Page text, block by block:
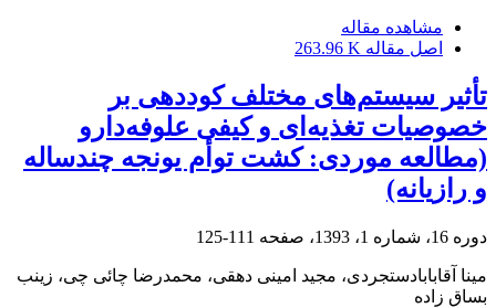
مشاهده مقاله
اصل مقاله 263.96 K
تأثیر سیستم‌های مختلف کوددهی بر
خصوصیات تغذیه‌ای و کیفی علوفه‌دارو
(مطالعه موردی: کشت توأم یونجه چندساله
و رازیانه)
دوره 16، شماره 1، 1393، صفحه 111-125
مینا آقابابادستجردی، مجید امینی دهقی، محمدرضا چائی چی، زینب
بساق زاده